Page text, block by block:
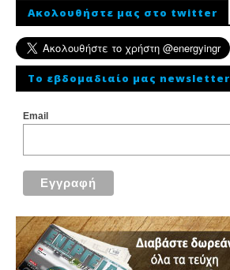
Ακολουθήστε μας στο twitter
To εβδομαδιαίο μας newsletter
Email